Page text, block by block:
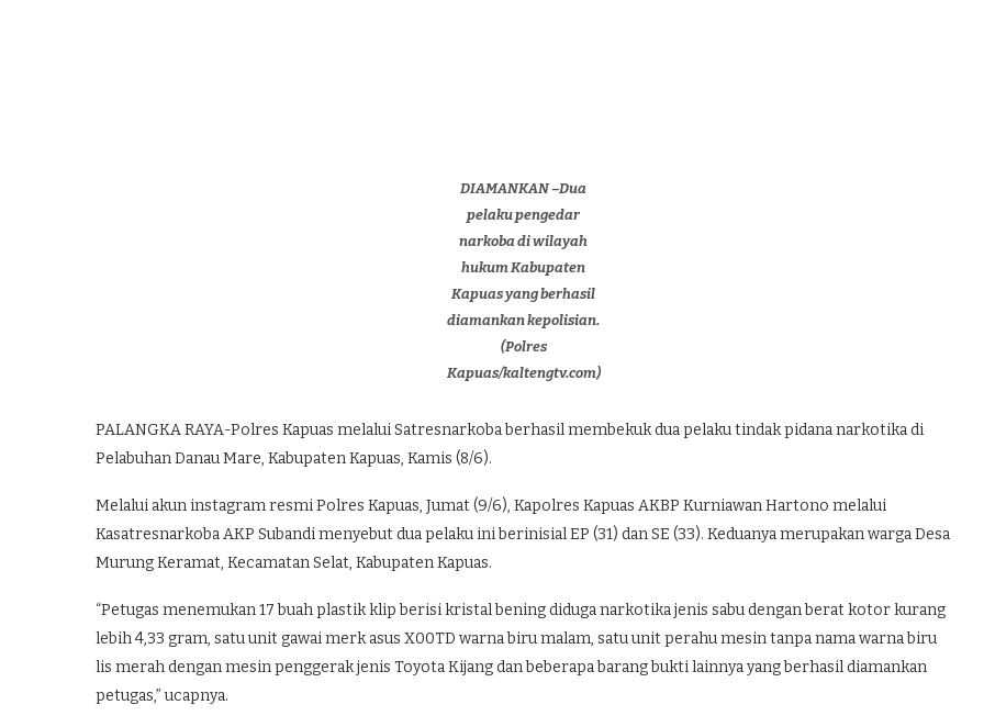
DIAMANKAN –Dua
pelaku pengedar
narkoba di wilayah
hukum Kabupaten
Kapuas yang berhasil
diamankan kepolisian.
(Polres
Kapuas/kaltengtv.com)
PALANGKA RAYA-Polres Kapuas melalui Satresnarkoba berhasil membekuk dua pelaku tindak pidana narkotika di
Pelabuhan Danau Mare, Kabupaten Kapuas, Kamis (8/6).
Melalui akun instagram resmi Polres Kapuas, Jumat (9/6), Kapolres Kapuas AKBP Kurniawan Hartono melalui
Kasatresnarkoba AKP Subandi menyebut dua pelaku ini berinisial EP (31) dan SE (33). Keduanya merupakan warga Desa
Murung Keramat, Kecamatan Selat, Kabupaten Kapuas.
“Petugas menemukan 17 buah plastik klip berisi kristal bening diduga narkotika jenis sabu dengan berat kotor kurang
lebih 4,33 gram, satu unit gawai merk asus X00TD warna biru malam, satu unit perahu mesin tanpa nama warna biru
lis merah dengan mesin penggerak jenis Toyota Kijang dan beberapa barang bukti lainnya yang berhasil diamankan
petugas,” ucapnya.